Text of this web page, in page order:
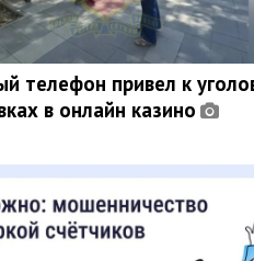
телефон привел к
в онлайн казино